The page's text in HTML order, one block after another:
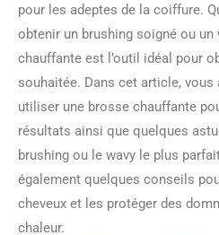
pour les adeptes de la coiffure.
obtenir un brushing soigné ou un
chauffante est l’outil idéal pour
souhaitée. Dans cet article, vous
utiliser une brosse chauffante
résultats ainsi que quelques
brushing ou le wavy le plus
également quelques conseils
cheveux et les protéger des
chaleur.